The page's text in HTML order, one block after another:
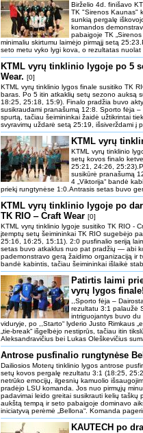
Birželio 4d. finišavo
TK "Sirenos Kaunas"
sunkią pergalę
komandos
pabaigoje TK
minimaliu skirtumu laimėjo pirmąjį setą
seto metu vyko lygi kova, o rezultatas nuolat
KTML vyrų tinklinio lygoje po 5
Wear. [0]
KTML vyrų tinklinio lygos finale susitiko TK
baras. Po 5 itin atkaklių setų sezono auksą
18:25, 25:18, 15:9). Finalo pradžia buvo
susikraudami pranašumą 12:8. Sporto fėja
spurtą, tačiau šeimininkai žaidė užtikrintai
svyravimų uždarė setą 25:19, išsiverždami į
KTML vyrų
KTML vyrų tinklinio
setų kovos finalo
25:21, 24:26,
susikūrė pranašumą
4 „Viktorija“ bandė
priekį rungtynėse 1:0.Antrasis setas buvo
KTML vyrų tinklinio lygoje po
TK RIO ‒ Craft Wear [0]
KTML vyrų tinklinio lygoje susitiko TK RIO -
įtemptų setų šeimininkai TK RIO sugebėjo
25:16, 16:25, 15:11). 2:0 pusfinalio seriją
setas buvo atkaklus nuo pat pradžių — abi
pademonstravo gerą žaidimo organizaciją ir
bandė kabintis, tačiau šeimininkai išlaikė
Patirtis laimi
vyrų lygos finale!
,,Sporto fėja ‒
rezultatu 3:1 palaužė
intriguojantys buvo
viduryje, po ,,Starto“ lyderio Justo Rimkaus
„tie-break“ išgelbėjo nestiprūs, tačiau itin
Aleksandravičius bei Lukas Oleškevičius
Antrose pusfinalio rungtynėse
Dailiosios Moterų tinklinio lygos antrose
setų kovos pergalę rezultatu 3:1 (18:25,
netrūko emocijų, ilgesnių kamuolio
pradėjo LSU komanda. Jos nuo pirmųjų
padavimai leido greitai susikrauti kelių taškų
aukštą tempą ir seto pabaigoje dominavo
iniciatyvą perėmė „Bellona“. Komanda
KAUTECH po